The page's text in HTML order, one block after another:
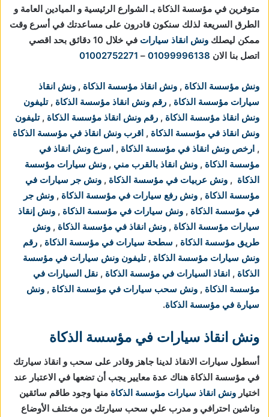
متوفرين في مؤسسة الذكاة بـ الشوارع الرئيسية و الميادين العامة و
الطرق السريعة لذلك سنكون قادرون على مساعدتك في أسرع وقت
ممكن ليصلك ونش انقاذ سيارات
في خلال 10 دقائق بحد اقصي
اتصل بنا الان 01099996138
–
01002752271
ونش مؤسسة الذكاة , ونش انقاذ مؤسسة الذكاة , ونش انقاذ
سيارات مؤسسة الذكاة , رقم ونش انقاذ مؤسسة الذكاة ,تليفون
ونش انقاذ مؤسسة الذكاة , رقم ونش انقاذ مؤسسة الذكاة ,تليفون
ونش انقاذ في مؤسسة الذكاة , اقرب ونش انقاذ في مؤسسة الذكاة
, ارخص ونش انقاذ في مؤسسة الذكاة , اسرع ونش انقاذ في
مؤسسة الذكاة , ونش انقاذ بالقرب مني , ونش سيارات مؤسسة
الذكاة , ونش عربيات في مؤسسة الذكاة , ونش جر سيارات في
مؤسسة الذكاة , ونش رفع سيارات في مؤسسة الذكاة , ونش جر
في مؤسسة الذكاة , ونش سيارات في مؤسسة الذكاة , ونش إنقاذ
سيارات مؤسسة الذكاة , ونش انقاذ في مؤسسة الذكاة , ونش
طريق مؤسسة الذكاة , سطحة سيارات في مؤسسة الذكاة , رقم
ونش سيارات مؤسسة الذكاة ,تليفون ونش سيارات في مؤسسة
الذكاة , انقاذ السيارات في مؤسسة الذكاة , نقل السيارات في
مؤسسة الذكاة , ونش سحب سيارات في مؤسسة الذكاة , ونش
سيارة في مؤسسة الذكاة.
ونش انقاذ سيارات في مؤسسة الذكاة
أسطول سيارات الانقاذ لدينا جاهز وقادر على سحب و انقاذ سيارتك
في مؤسسة الذكاة هناك عدة معايير يجب أن تضعها في الاعتبار عند
اختيار ونش انقاذ سيارات مؤسسة الذكاة منها وجود طاقم سائقين
وناشين احترافي و مدرب علي سحب سيارتك من مختلف الأوضاع